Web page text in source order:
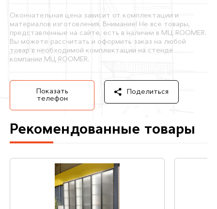
Окончательная цена зависит от комплектации и
материалов изготовления. Внимание! Не все товары,
представленные на сайте, есть в наличии в МЦ ROOMER.
Вы можете рассчитать и оформить заказ на любой
товар в необходимой комплектации на стенде
компании МЦ ROOMER.
Показать
телефон
Поделиться
Рекомендованные товары